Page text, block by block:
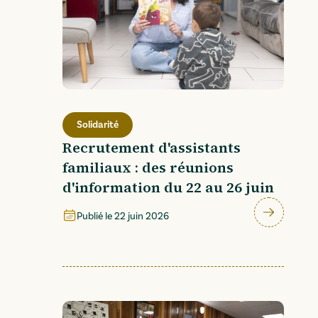
Solidarité
Recrutement d'assistants
familiaux : des réunions
d'information du 22 au 26 juin
Publié le22 juin 2026